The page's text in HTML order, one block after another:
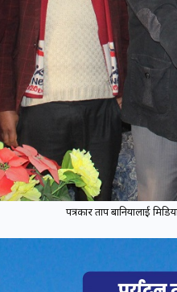
पत्रकार प्रताप बानियालाई